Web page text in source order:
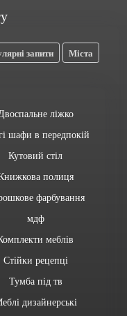
запити
Міста
ліжко
шафи в передпокій
Кутовий стіл
полиця
фарбування
мдф
меблів
Стійки рецепці
Тумба під тв
дизайнерські